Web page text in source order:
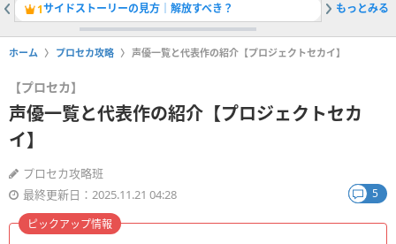
1サイドストーリーの見方｜解放すべき？ 2イベン
もっとみる
ホーム プロセカ攻略 声優一覧と代表作の紹介【プロジェクトセカイ】
【プロセカ】
声優一覧と代表作の紹介【プロジェクトセカ
イ】
プロセカ攻略班
最終更新日：2025.11.21 04:28
5
ピックアップ情報